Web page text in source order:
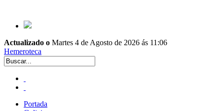
Actualizado o Martes 4 de Agosto de 2026 ás 11:06
Hemeroteca
Portada